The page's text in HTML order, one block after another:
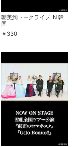
朝美絢トークライブ IN 韓
国
￥ 330